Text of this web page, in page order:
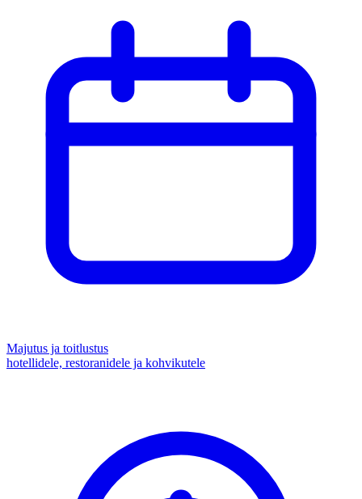
Majutus ja toitlustus
hotellidele, restoranidele ja kohvikutele